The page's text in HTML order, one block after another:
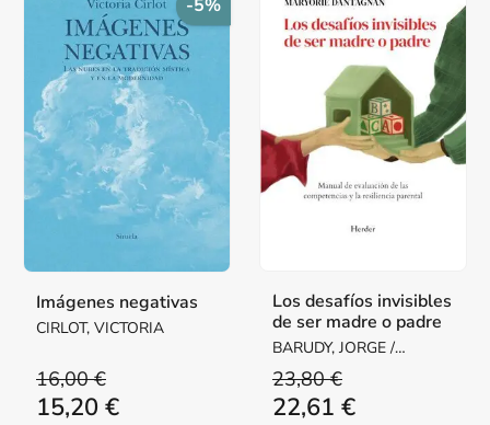
-5%
Imágenes negativas
CIRLOT, VICTORIA
16,00 €
15,20 €
Los desafíos invisibles
de ser madre o padre
BARUDY, JORGE /
DANTAGNAN, MARYORIE
23,80 €
22,61 €